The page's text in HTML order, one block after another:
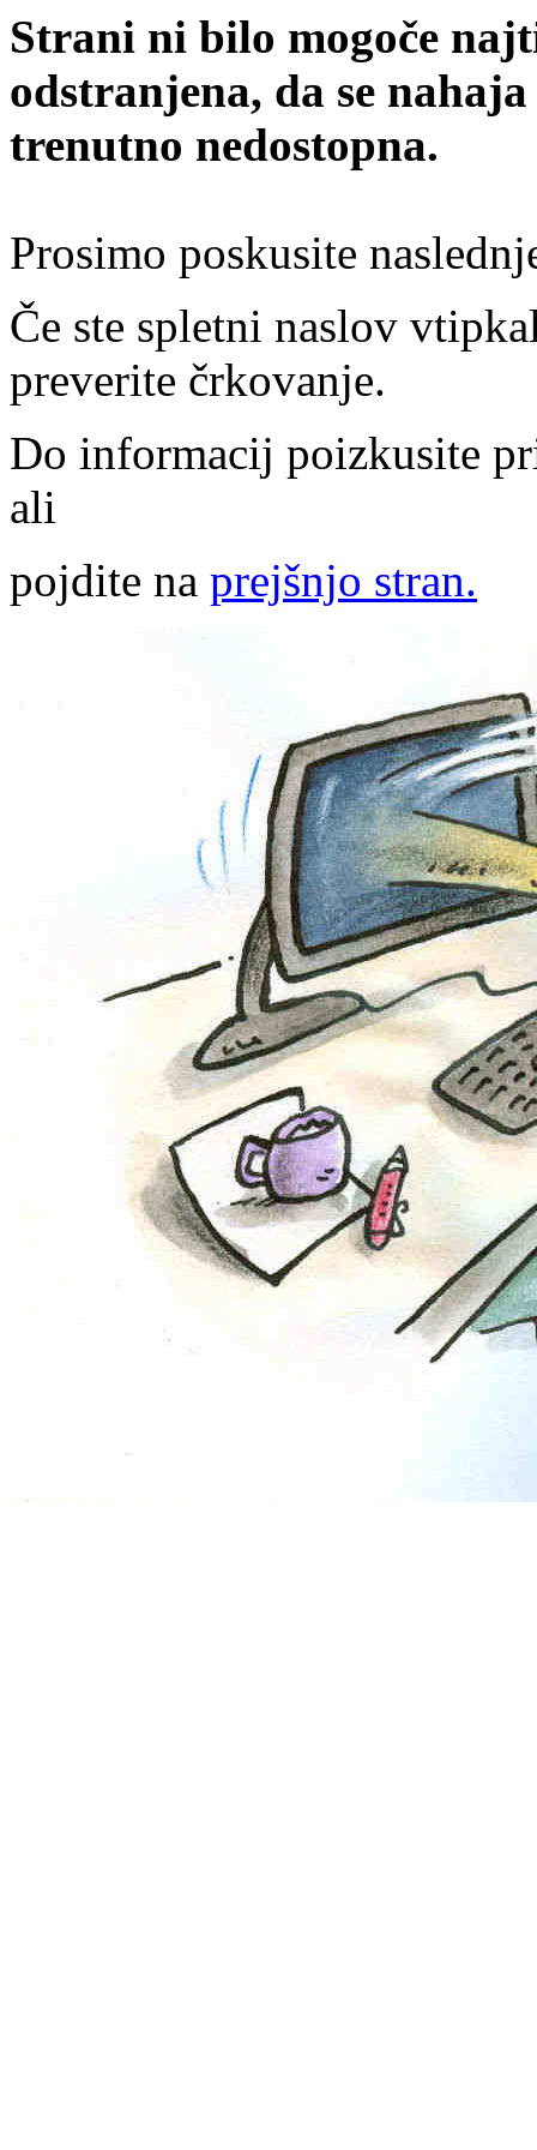
Strani ni bilo mogoče
odstranjena, da se
trenutno nedostopna.
Prosimo poskusite
Če ste spletni naslov
preverite črkovanje.
Do informacij poizkusite
ali
pojdite na prejšnjo stran.